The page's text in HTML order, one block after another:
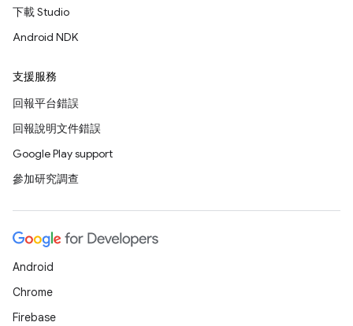
下載 Studio
Android NDK
支援服務
回報平台錯誤
回報說明文件錯誤
Google Play support
參加研究調查
Android
Chrome
Firebase